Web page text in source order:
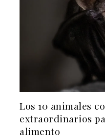
Los 10 animales
extraordinarios
alimento